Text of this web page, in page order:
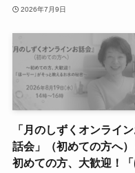
2026年7月9日
「月のしずくオンライ
話会」（初めての方へ）
初めての方、大歓迎！